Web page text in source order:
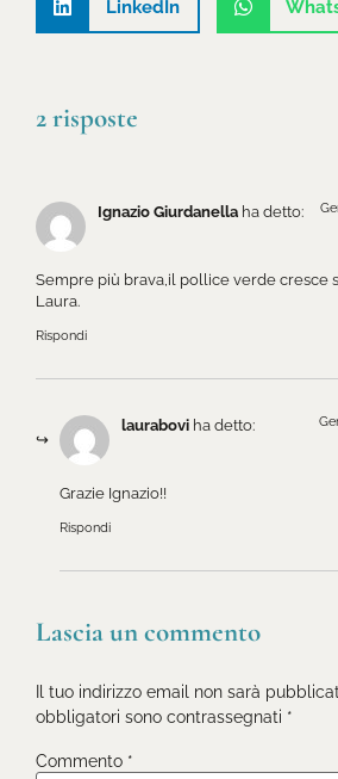
LinkedIn
2 risposte
Ignazio Giurdanella ha detto:
Sempre più brava,il pollice verde cresce
Laura.
Rispondi
laurabovi ha detto:
Grazie Ignazio!!
Rispondi
Lascia un commento
Il tuo indirizzo email non sarà
obbligatori sono contrassegnati *
Commento *